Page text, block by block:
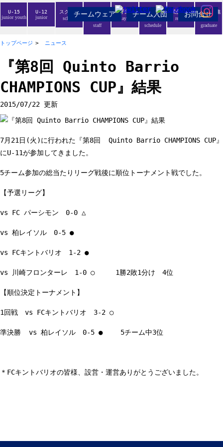
チームウェア チーム入団 お問合せ
U-15
junior youth
U-12
junior
スクール
school
スタッフ紹
介
staff
選手紹介
players
スケジュー
ル
schedule
試合結果
result
卒業生の進
路
graduate
トップページ ニュース
『第8回 Quinto Barrio
CHAMPIONS CUP』結果
2015/07/22 更新
7月21日(火)に行われた『第8回 Quinto Barrio CHAMPIONS CUP』
にU-11が参加してきました。
5チーム参加の総当たりリーグ戦後に順位トーナメント戦でした。
【予選リーグ】
vs FC パーシモン 0-0 △
vs 柏レイソル 0-5 ●
vs FCキントバリオ 1-2 ●
vs 川崎フロンターレ 1-0 ○ 1勝2敗1分け 4位
【順位決定トーナメント】
1回戦 vs FCキントバリオ 3-2 ○
準決勝 vs 柏レイソル 0-5 ● 5チーム中3位
＊FCキントバリオの皆様、設営・運営ありがとうございました。